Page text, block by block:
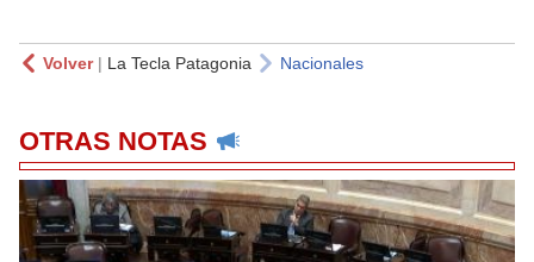
Volver| La Tecla Patagonia Nacionales
OTRAS NOTAS